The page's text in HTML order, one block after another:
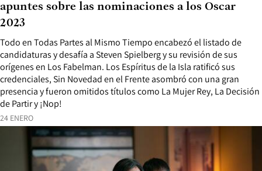
24 ENERO
Todo en Todas Partes al Mismo Tiempo encabezó el listado de
candidaturas y desafía a Steven Spielberg y su revisión de sus
orígenes en Los Fabelman. Los Espíritus de la Isla ratificó sus
credenciales, Sin Novedad en el Frente asombró con una gran
presencia y fueron omitidos títulos como La Mujer Rey, La Decisión
de Partir y ¡Nop!
apuntes sobre las nominaciones a los Oscar
2023